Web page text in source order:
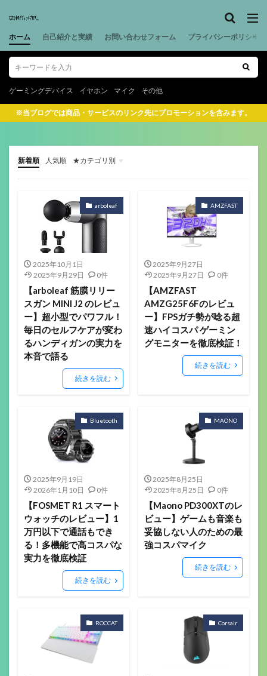
ホーム 自己紹介と実績 お問い合わせフォーム プライバシーポリシー
ゲーミングデバイス イヤホン マイク その他
※当ブログでは商品・サービスのリンク先にプロモーションを含みます。
新着順 人気順
★カテゴリ別
ゲーミングデバイス
ガジェット関係
その他(ガジェットや音楽）
音楽機材
マウス
キーボード
ヘッドセット
イヤホン
ゲーミングモニター
ヘッドホン
マイク
配信機材
ゲーミングパッド
ゲーミングチェア
サラウンドアンプ
マウスパッド
Webカメラ
スマートウォッチ
美容
フィットネス
ロボット掃除機
ボードゲーム
arboleaf
2025年10月1日
2025年9月29日
0件
【arboleaf 筋膜リリー
スガン MINI J2 のレビュ
ー】超小型でパワフル！
毎日のセルフケアが変わ
るハンディガンの実力を
本音で語る
続きを読む
AMZFAST
2025年9月27日
2025年9月27日
0件
【AMZFAST
AMZG25F6Fのレビュ
ー】FPSガチ勢が唸る超
速ハイコスパ ゲーミン
グモニターを徹底検証！
続きを読む
Bluetooth
2025年9月19日
2026年1月10日
0件
【FOSMET R1 スマート
ウォッチのレビュー】1
万円以下で通話もでき
る！多機能で高コスパな
実力を徹底検証
続きを読む
MAONO
2025年8月25日
2025年8月25日
0件
【Maono PD300XTのレ
ビュー】ゲームも音楽も
妥協しない人のための最
強コスパマイク
続きを読む
ROCCAT Corsair